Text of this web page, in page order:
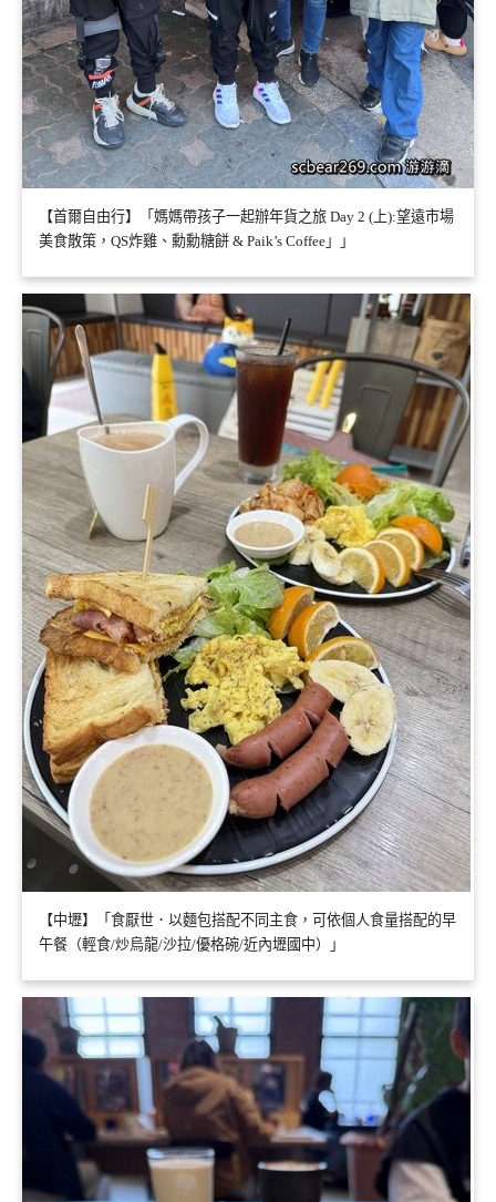
【首爾自由行】「媽媽帶孩子一起辦年貨之旅 Day 2 (上):望遠市場
美食散策，QS炸雞、勳勳糖餅 & Paik’s Coffee」」
【中壢】「食厭世．以麵包搭配不同主食，可依個人食量搭配的早
午餐（輕食/炒烏龍/沙拉/優格碗/近內壢國中）」